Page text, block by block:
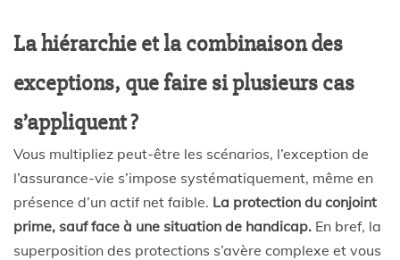
La hiérarchie et la combinaison des
exceptions, que faire si plusieurs cas
s’appliquent ?
Vous multipliez peut-être les scénarios, l’exception de
l’assurance-vie s’impose systématiquement, même en
présence d’un actif net faible. La protection du conjoint
prime, sauf face à une situation de handicap. En bref, la
superposition des protections s’avère complexe et vous